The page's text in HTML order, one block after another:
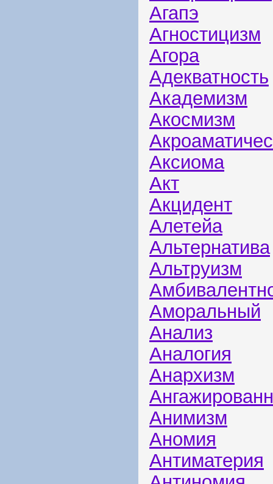
Агапэ
Агностицизм
Агора
Адекватность
Академизм
Акосмизм
Аксиома
Акт
Акцидент
Алетейа
Альтернатива
Альтруизм
Аморальный
Анализ
Аналогия
Анархизм
Анимизм
Аномия
Антиматерия